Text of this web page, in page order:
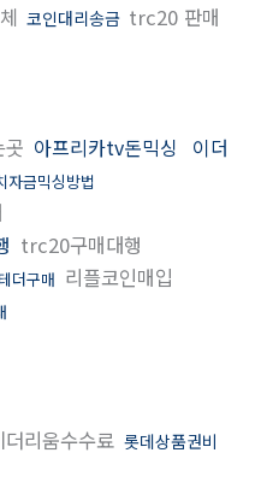
코인대리송금 trc20 판매
곳 아프리카tv돈믹싱
이더
자금믹싱방법
trc20구매대행
더구매 리플코인매입
더리움수수료 롯데상품권비